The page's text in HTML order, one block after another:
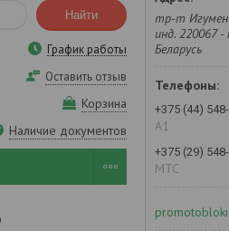
Найти
График работы
Оставить отзыв
Корзина
Наличие документов
тр-т
инд. 220067
Беларусь
+375 (44)
А1
+375 (29)
MTC